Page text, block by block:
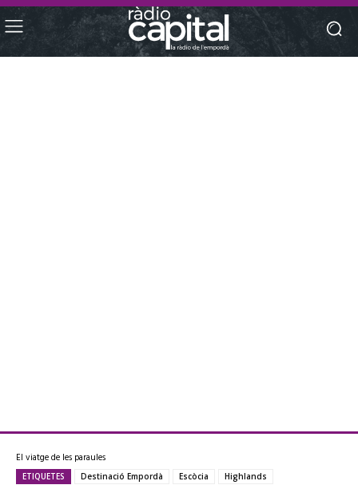
El viatge de les paraules
ETIQUETES Destinació Empordà Escòcia
Highlands